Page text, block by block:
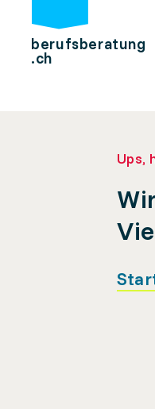
berufsberatung
.ch
Ups,